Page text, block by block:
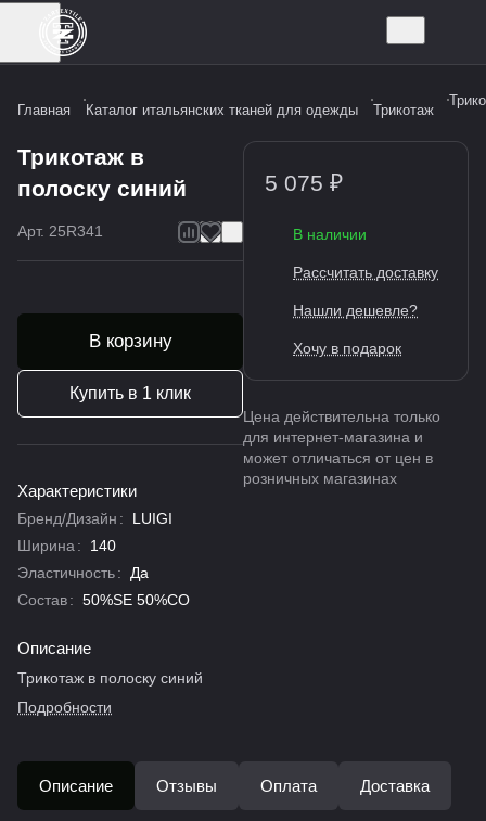
Главная Каталог итальянских тканей для одежды Трикотаж
Трикотаж в
полоску синий
Арт. 25R341
В корзину
Купить в 1 клик
Характеристики
Бренд/Дизайн :
LUIGI
Ширина :
140
Эластичность:
Да
Состав: 50%SE 50%CO
Описание
Трикотаж в полоску синий
Подробности
5 075 ₽
В наличии
Рассчитать доставку
Нашли дешевле?
Хочу в подарок
Цена действительна только
для интернет-магазина и
может отличаться от цен в
розничных магазинах
Описание Отзывы Оплата Доставка